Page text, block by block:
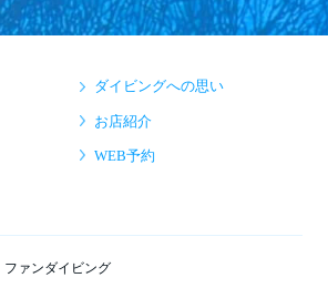
ダイビングへの思い
お店紹介
WEB予約
ファンダイビング